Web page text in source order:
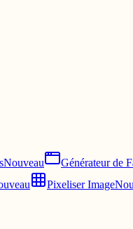
Nouveau Générateur de
Pixeliser Image